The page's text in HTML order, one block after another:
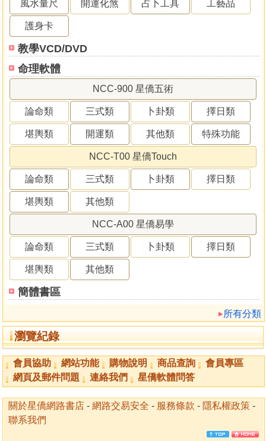
風水量尺 開運化煞 占卜工具 工藝品
護身卡
教學VCD/DVD
命理軟體
NCC-900 星僑五術
論命類 三式類 卜卦類 擇日類
堪輿類 開運類 其他類 特殊功能
NCC-T00 星僑Touch
論命類 三式類 卜卦類 擇日類
堪輿類 其他類
NCC-A00 星僑易學
論命類 三式類 卜卦類 擇日類
堪輿類 其他類
簡體書區
所有分類
瀏覽紀錄
會員協助 網站功能 購物說明 商品查詢
會員專區
網頁及郵件問題
連絡我們 星僑軟體問答
關於星僑網路書店 - 網路交易安全 - 服務條款 - 隱私權政策 -
聯系我們